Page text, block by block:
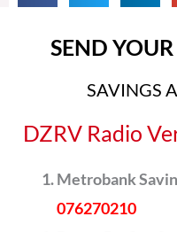
SEND
SAVINGS
DZRV Radio
Metrobank
076270210